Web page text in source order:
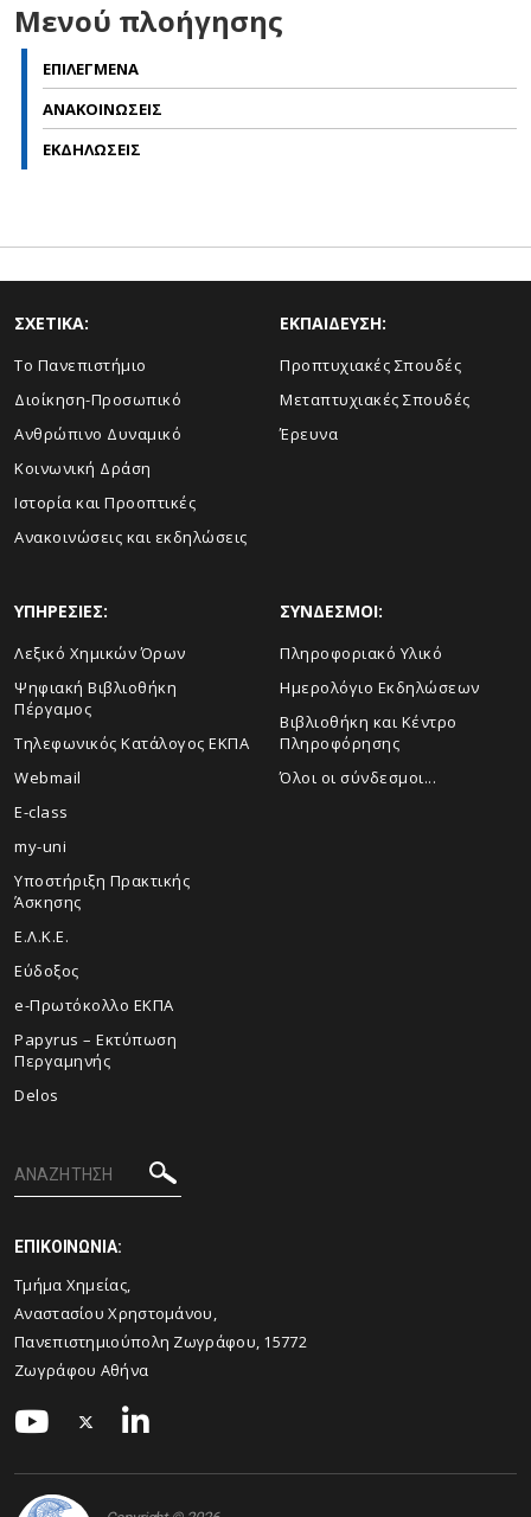
Μενού πλοήγησης
ΕΠΙΛΕΓΜΕΝΑ
ΑΝΑΚΟΙΝΩΣΕΙΣ
ΕΚΔΗΛΩΣΕΙΣ
ΣΧΕΤΙΚΑ:
Το Πανεπιστήμιο
Διοίκηση-Προσωπικό
Ανθρώπινο Δυναμικό
Κοινωνική Δράση
Ιστορία και Προοπτικές
Ανακοινώσεις και εκδηλώσεις
ΕΚΠΑΙΔΕΥΣΗ:
Προπτυχιακές Σπουδές
Μεταπτυχιακές Σπουδές
Έρευνα
ΥΠΗΡΕΣΙΕΣ:
Λεξικό Χημικών Όρων
Ψηφιακή Βιβλιοθήκη
Πέργαμος
Τηλεφωνικός Κατάλογος ΕΚΠΑ
Webmail
E-class
my-uni
Υποστήριξη Πρακτικής
Άσκησης
Ε.Λ.Κ.Ε.
Εύδοξος
e-Πρωτόκολλο ΕΚΠΑ
Papyrus – Εκτύπωση
Περγαμηνής
Delos
ΣΥΝΔΕΣΜΟΙ:
Πληροφοριακό Υλικό
Ημερολόγιο Εκδηλώσεων
Βιβλιοθήκη και Κέντρο
Πληροφόρησης
Όλοι οι σύνδεσμοι...
ΕΠΙΚΟΙΝΩΝΙΑ:
Τμήμα Χημείας,
Αναστασίου Χρηστομάνου,
Πανεπιστημιούπολη Ζωγράφου, 15772
Ζωγράφου Αθήνα